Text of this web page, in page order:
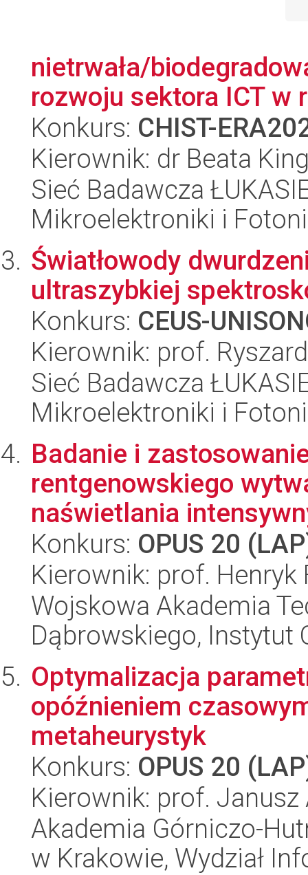
nietrwała/
rozwoju sektora ICT w
Konkurs: CHIST-
Kierownik: dr Beata
Sieć Badawcza
Mikroelektroniki i
Światłowody
ultraszybkiej
Konkurs: CEUS-
Kierownik: prof.
Sieć Badawcza
Mikroelektroniki i
Badanie i
rentgenowskiego
naświetlania
Konkurs: OPUS 20
Kierownik: prof.
Wojskowa Akademia
Dąbrowskiego, Instytut
Optymalizacja
opóźnieniem
metaheurystyk
Konkurs: OPUS 20
Kierownik: prof.
Akademia Górniczo-
w Krakowie, Wydział